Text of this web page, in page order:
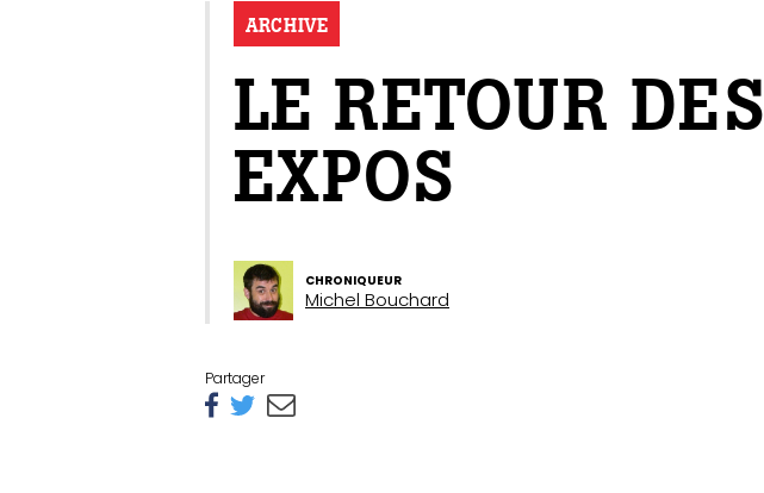
ARCHIVE
LE RETOUR DES
EXPOS
CHRONIQUEUR
Michel Bouchard
Partager